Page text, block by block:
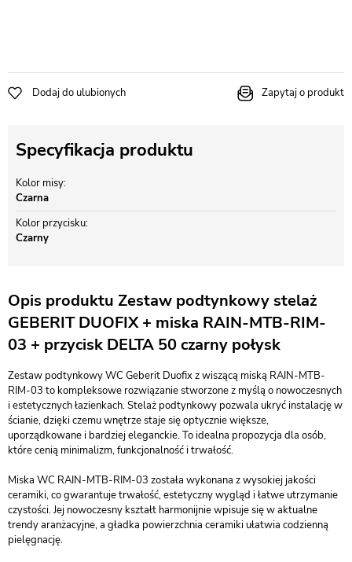
Dodaj do ulubionych Zapytaj o produkt
Specyfikacja produktu
Kolor misy
Czarna
Kolor przycisku
Czarny
Opis produktu Zestaw podtynkowy stelaż
GEBERIT DUOFIX + miska RAIN-MTB-RIM-
03 + przycisk DELTA 50 czarny połysk
Zestaw podtynkowy WC Geberit Duofix z wiszącą miską RAIN-MTB-
RIM-03 to kompleksowe rozwiązanie stworzone z myślą o nowoczesnych
i estetycznych łazienkach. Stelaż podtynkowy pozwala ukryć instalację w
ścianie, dzięki czemu wnętrze staje się optycznie większe,
uporządkowane i bardziej eleganckie. To idealna propozycja dla osób,
które cenią minimalizm, funkcjonalność i trwałość.
Miska WC RAIN-MTB-RIM-03 została wykonana z wysokiej jakości
ceramiki, co gwarantuje trwałość, estetyczny wygląd i łatwe utrzymanie
czystości. Jej nowoczesny kształt harmonijnie wpisuje się w aktualne
trendy aranżacyjne, a gładka powierzchnia ceramiki ułatwia codzienną
pielęgnację.